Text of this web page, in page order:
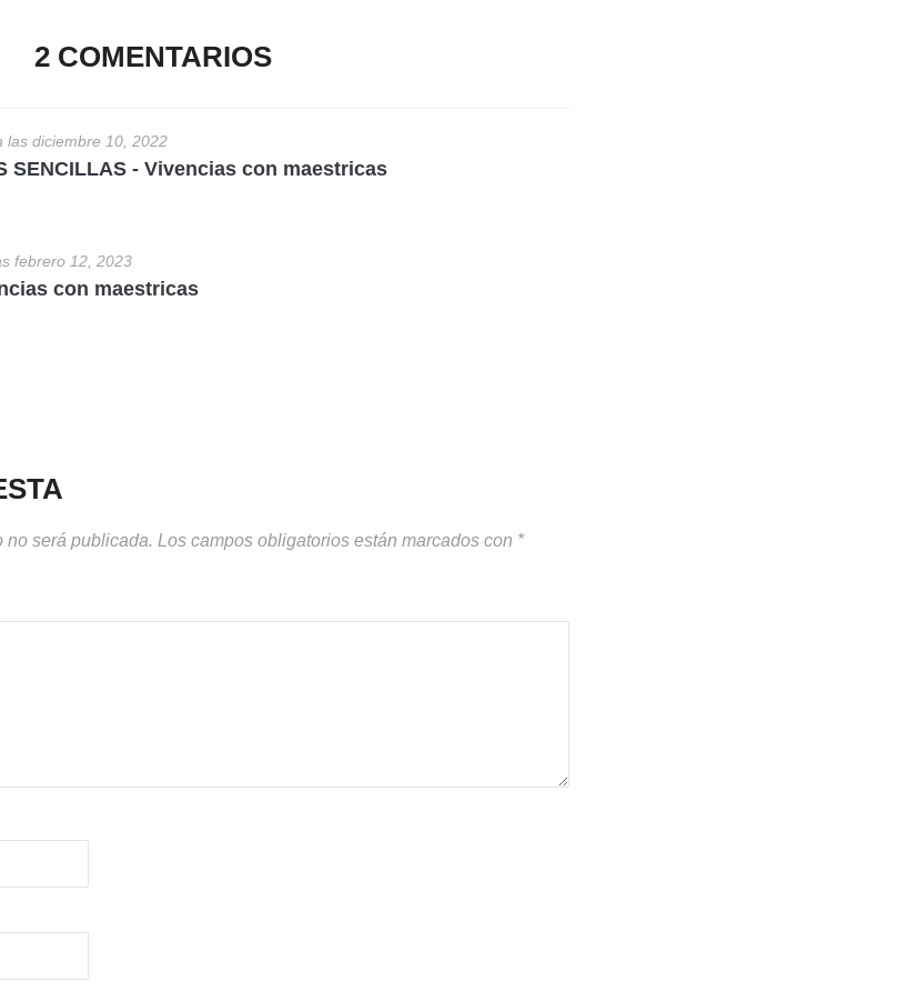
2 COMENTARIOS
SENCILLAS - Vivencias con maestricas
las diciembre 10, 2022
con maestricas
febrero 12, 2023
no será publicada. Los campos obligatorios están marcados con *